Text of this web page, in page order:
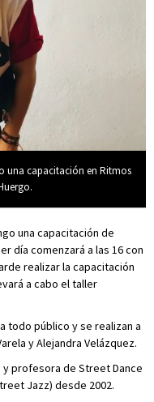
una capacitación en Ritmos
una capacitación de
día comenzará a las 16 con
realizar la capacitación
a cabo el taller
todo público y se realizan a
y Alejandra Velázquez.
profesora de Street Dance
Jazz) desde 2002.